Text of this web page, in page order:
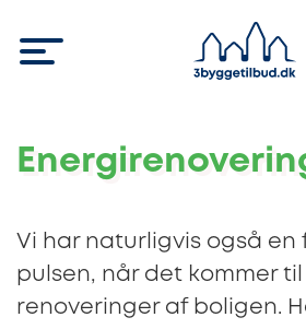
Vi har naturligvis også en
pulsen, når det kommer
renoveringer af boligen.